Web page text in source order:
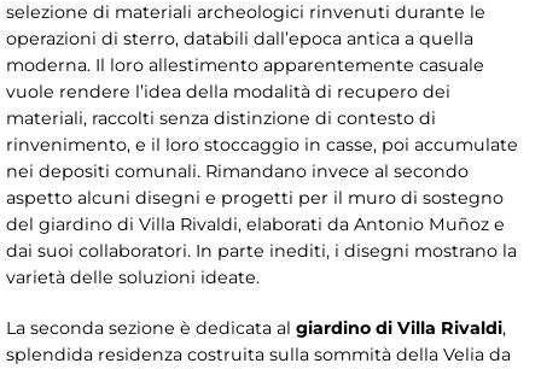
selezione di materiali archeologici rinvenuti durante le
operazioni di sterro, databili dall’epoca antica a quella
moderna. Il loro allestimento apparentemente casuale
vuole rendere l’idea della modalità di recupero dei
materiali, raccolti senza distinzione di contesto di
rinvenimento, e il loro stoccaggio in casse, poi accumulate
nei depositi comunali. Rimandano invece al secondo
aspetto alcuni disegni e progetti per il muro di sostegno
del giardino di Villa Rivaldi, elaborati da Antonio Muñoz e
dai suoi collaboratori. In parte inediti, i disegni mostrano la
varietà delle soluzioni ideate.
La seconda sezione è dedicata al giardino di Villa Rivaldi,
splendida residenza costruita sulla sommità della Velia da